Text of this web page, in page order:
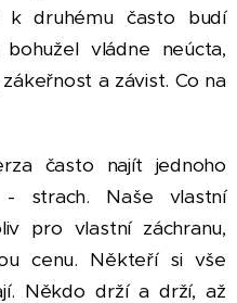
k druhému často budí
vládne neúcta,
a závist. Co na
často najít jednoho
- strach. Naše vlastní
pro vlastní záchranu,
cenu. Někteří si vše
Někdo drží a drží, až